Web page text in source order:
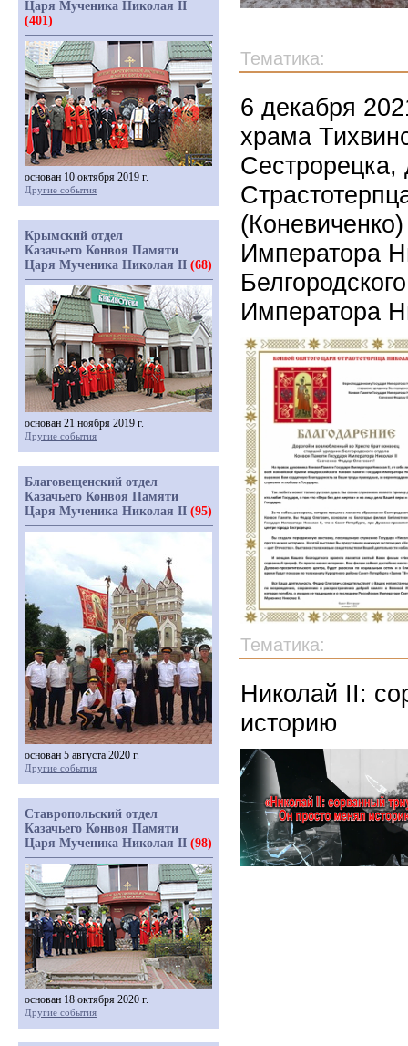
Тематика:
6 декабря
храма
Сестрорецка,
Императора
Императора
Тематика:
Николай II:
историю
Царя Мученика Николая II
(401)
основан 10 октября 2019 г.
Другие события
Крымский отдел
Казачьего Конвоя Памяти
Царя Мученика Николая II (68)
основан 21 ноября 2019 г.
Другие события
Благовещенский отдел
Казачьего Конвоя Памяти
Царя Мученика Николая II (95)
основан 5 августа 2020 г.
Другие события
Ставропольский отдел
Казачьего Конвоя Памяти
Царя Мученика Николая II (98)
основан 18 октября 2020 г.
Другие события